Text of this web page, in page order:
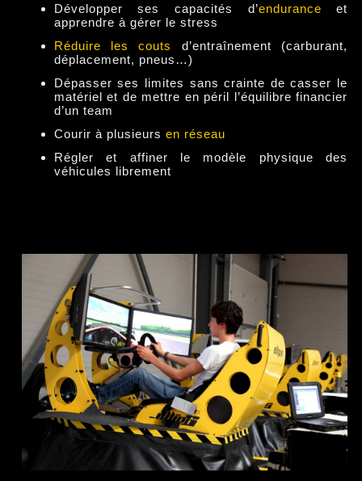
Développer ses capacités d’endurance et
apprendre à gérer le stress
Réduire les couts
d’entraînement (carburant,
déplacement, pneus…)
Dépasser ses limites sans crainte de casser le
matériel et de mettre en péril l’équilibre financier
d’un team
Courir à plusieurs en réseau
Régler et affiner le modèle physique des
véhicules librement